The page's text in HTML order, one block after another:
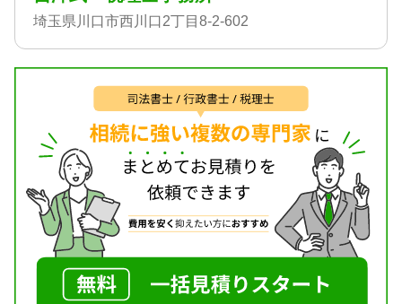
埼玉県川口市西川口2丁目8-2-602